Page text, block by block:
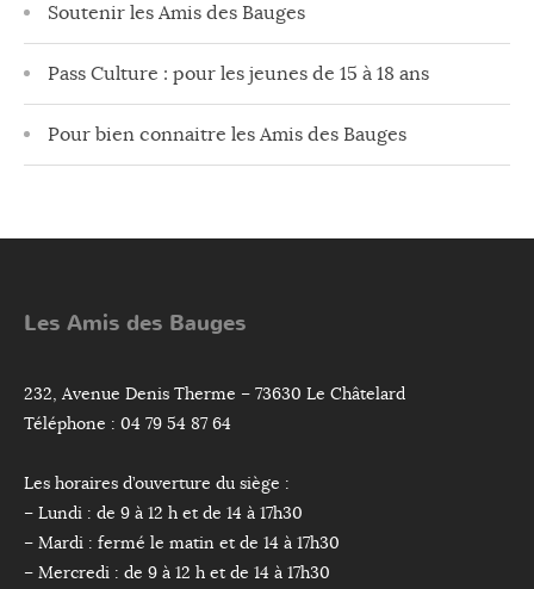
Soutenir les Amis des Bauges
Pass Culture : pour les jeunes de 15 à 18 ans
Pour bien connaitre les Amis des Bauges
Les Amis des Bauges
232, Avenue Denis Therme – 73630 Le Châtelard
Téléphone : 04 79 54 87 64
Les horaires d’ouverture du siège :
– Lundi : de 9 à 12 h et de 14 à 17h30
– Mardi : fermé le matin et de 14 à 17h30
– Mercredi : de 9 à 12 h et de 14 à 17h30